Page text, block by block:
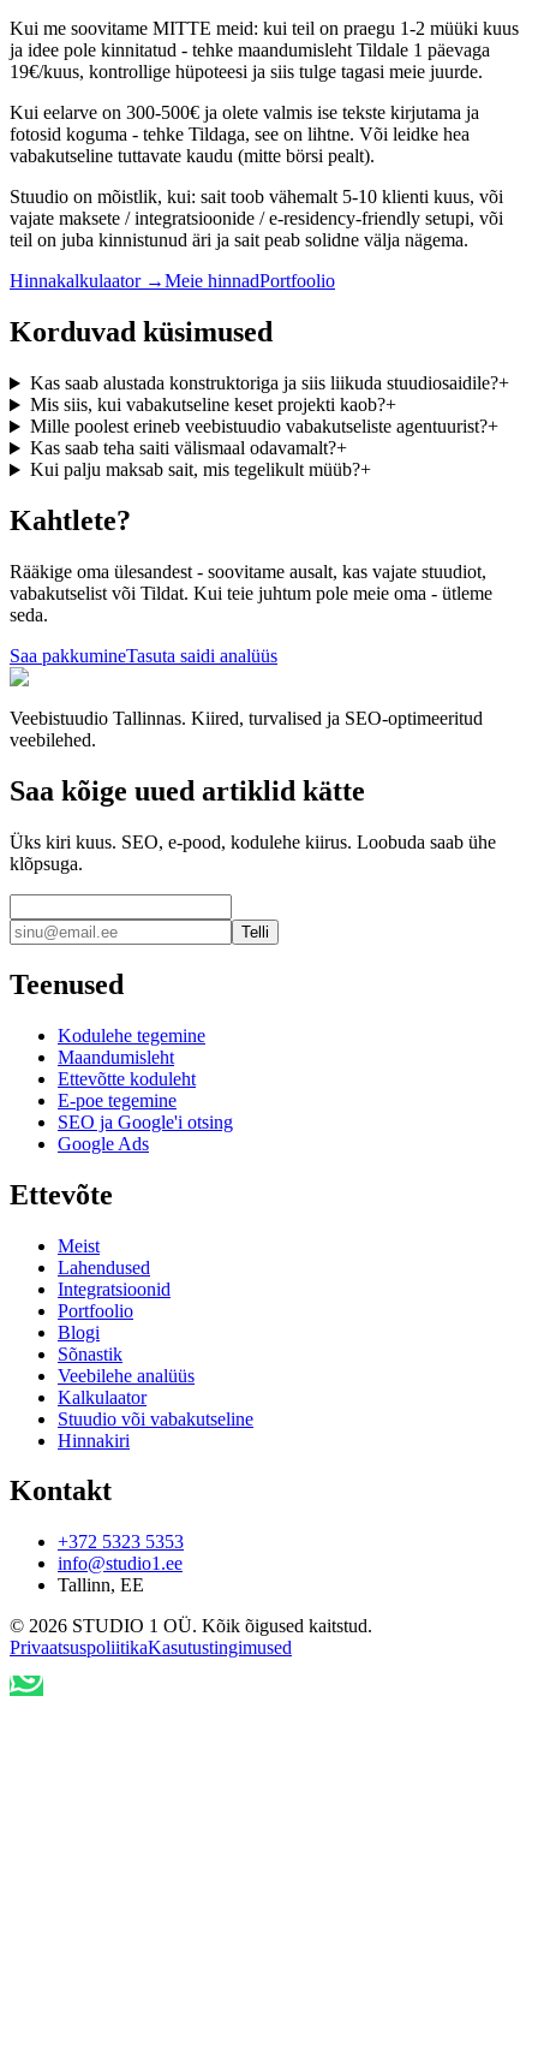
Kui me soovitame MITTE meid: kui teil on praegu 1-2 müüki kuus
ja idee pole kinnitatud - tehke maandumisleht Tildale 1 päevaga
19€/kuus, kontrollige hüpoteesi ja siis tulge tagasi meie juurde.
Kui eelarve on 300-500€ ja olete valmis ise tekste kirjutama ja
fotosid koguma - tehke Tildaga, see on lihtne. Või leidke hea
vabakutseline tuttavate kaudu (mitte börsi pealt).
Stuudio on mõistlik, kui: sait toob vähemalt 5-10 klienti kuus, või
vajate maksete / integratsioonide / e-residency-friendly setupi, või
teil on juba kinnistunud äri ja sait peab solidne välja nägema.
Hinnakalkulaator →Meie hinnadPortfoolio
Korduvad küsimused
Kas saab alustada konstruktoriga ja siis liikuda stuudiosaidile?+
Mis siis, kui vabakutseline keset projekti kaob?+
Mille poolest erineb veebistuudio vabakutseliste agentuurist?+
Kas saab teha saiti välismaal odavamalt?+
Kui palju maksab sait, mis tegelikult müüb?+
Kahtlete?
Rääkige oma ülesandest - soovitame ausalt, kas vajate stuudiot,
vabakutselist või Tildat. Kui teie juhtum pole meie oma - ütleme
seda.
Saa pakkumineTasuta saidi analüüs
Veebistuudio Tallinnas. Kiired, turvalised ja SEO-optimeeritud
veebilehed.
Saa kõige uued artiklid kätte
Üks kiri kuus. SEO, e-pood, kodulehe kiirus. Loobuda saab ühe
klõpsuga.
Telli
Teenused
Kodulehe tegemine
Maandumisleht
Ettevõtte koduleht
E-poe tegemine
SEO ja Google'i otsing
Google Ads
Ettevõte
Meist
Lahendused
Integratsioonid
Portfoolio
Blogi
Sõnastik
Veebilehe analüüs
Kalkulaator
Stuudio või vabakutseline
Hinnakiri
Kontakt
+372 5323 5353
info@studio1.ee
Tallinn, EE
© 2026 STUDIO 1 OÜ. Kõik õigused kaitstud.
PrivaatsuspoliitikaKasutustingimused